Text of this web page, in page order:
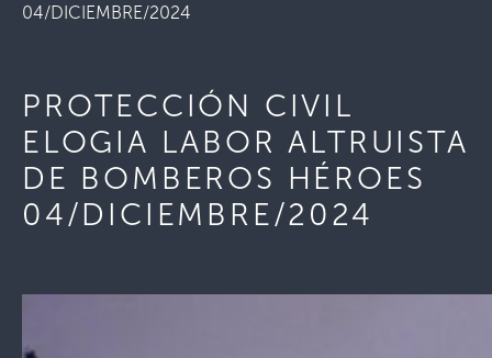
04/DICIEMBRE/2024
PROTECCIÓN CIVIL
ELOGIA LABOR ALTRUISTA
DE BOMBEROS HÉROES
04/DICIEMBRE/2024